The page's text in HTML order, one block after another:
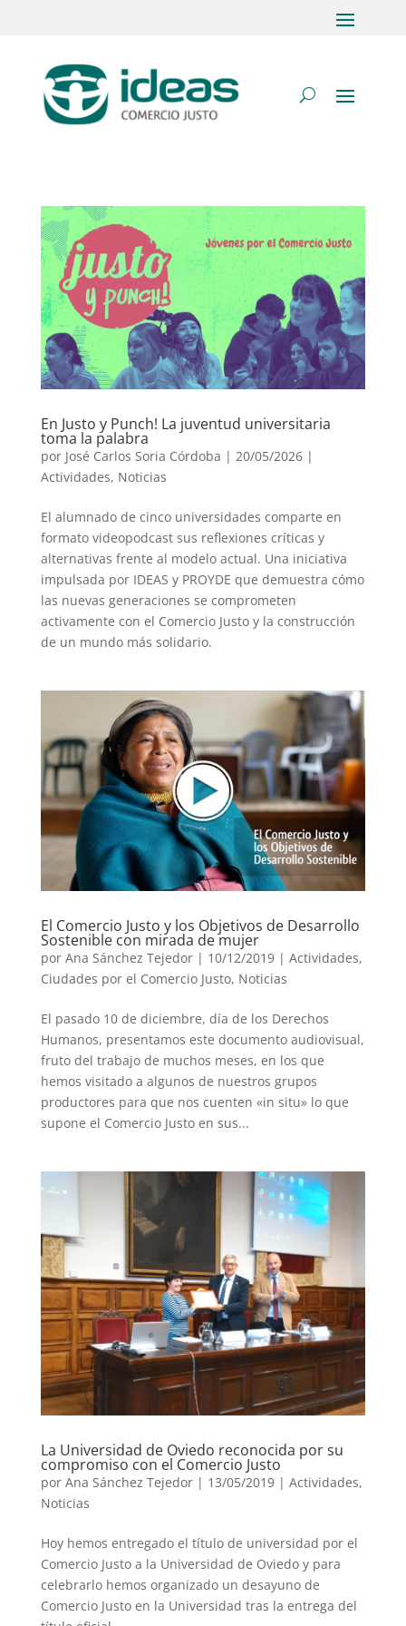
En Justo y Punch! La juventud universitaria
toma la palabra
por José Carlos Soria Córdoba | 20/05/2026 |
Actividades, Noticias
El alumnado de cinco universidades comparte en
formato videopodcast sus reflexiones críticas y
alternativas frente al modelo actual. Una iniciativa
impulsada por IDEAS y PROYDE que demuestra cómo
las nuevas generaciones se comprometen
activamente con el Comercio Justo y la construcción
de un mundo más solidario.
El Comercio Justo y los Objetivos de Desarrollo
Sostenible con mirada de mujer
por Ana Sánchez Tejedor| 10/12/2019 | Actividades,
Ciudades por el Comercio Justo, Noticias
El pasado 10 de diciembre, día de los Derechos
Humanos, presentamos este documento audiovisual,
fruto del trabajo de muchos meses, en los que
hemos visitado a algunos de nuestros grupos
productores para que nos cuenten «in situ» lo que
supone el Comercio Justo en sus...
La Universidad de Oviedo reconocida por su
compromiso con el Comercio Justo
por Ana Sánchez Tejedor| 13/05/2019 | Actividades,
Noticias
Hoy hemos entregado el título de universidad por el
Comercio Justo a la Universidad de Oviedo y para
celebrarlo hemos organizado un desayuno de
Comercio Justo en la Universidad tras la entrega del